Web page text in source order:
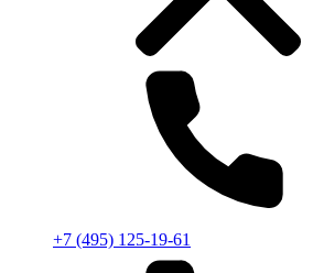
+7 (495) 125-19-61